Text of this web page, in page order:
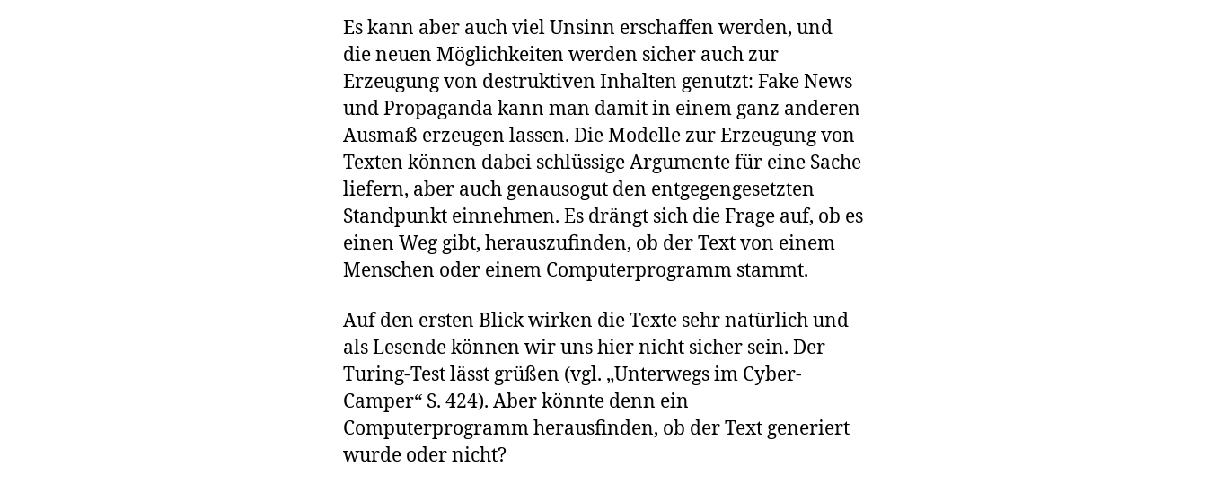
Es kann aber auch viel Unsinn erschaffen werden, und
die neuen Möglichkeiten werden sicher auch zur
Erzeugung von destruktiven Inhalten genutzt: Fake News
und Propaganda kann man damit in einem ganz anderen
Ausmaß erzeugen lassen. Die Modelle zur Erzeugung von
Texten können dabei schlüssige Argumente für eine Sache
liefern, aber auch genausogut den entgegengesetzten
Standpunkt einnehmen. Es drängt sich die Frage auf, ob es
einen Weg gibt, herauszufinden, ob der Text von einem
Menschen oder einem Computerprogramm stammt.
Auf den ersten Blick wirken die Texte sehr natürlich und
als Lesende können wir uns hier nicht sicher sein. Der
Turing-Test lässt grüßen (vgl. „Unterwegs im Cyber-
Camper“ S. 424). Aber könnte denn ein
Computerprogramm herausfinden, ob der Text generiert
wurde oder nicht?